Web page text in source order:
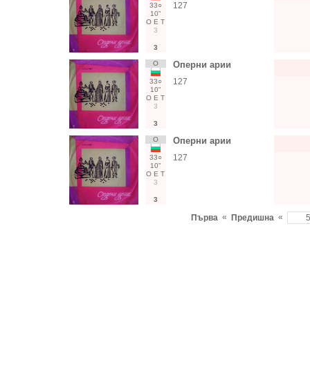
33○
10"
О Е Т
3
3
127
О
33○
10"
О Е Т
3
3
Оперни арии
127
О
33○
10"
О Е Т
3
3
Оперни арии
127
Първа « Предишна «